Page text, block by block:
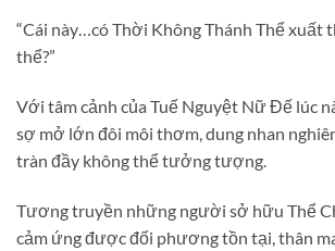
“Cái này…có Thời Không Thánh Thể xuất
thể?”
Với tâm cảnh của Tuế Nguyệt Nữ Đế lúc
sợ mở lớn đôi môi thơm, dung nhan
tràn đầy không thể tưởng tượng.
Tương truyền những người sở hữu Thể
cảm ứng được đối phương tồn tại, thân